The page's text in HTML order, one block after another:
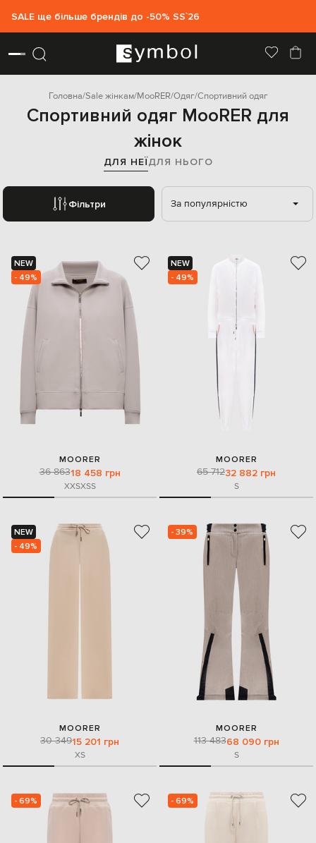
SALE ще більше брендів до -50% SS`26
Головна Sale жінкам MooRER Одяг Спортивний одяг
Спортивний одяг MooRER для
жінок
ДЛЯ НЕЇДЛЯ НЬОГО
Фільтри За популярністю
NEW
- 49%
MOORER
36 86318 458 грн
XXSXSS
NEW
- 49%
MOORER
65 71232 882 грн
S
NEW
- 49%
MOORER
30 34915 201 грн
XS
- 39%
MOORER
113 48368 090 грн
S
- 69% - 69%